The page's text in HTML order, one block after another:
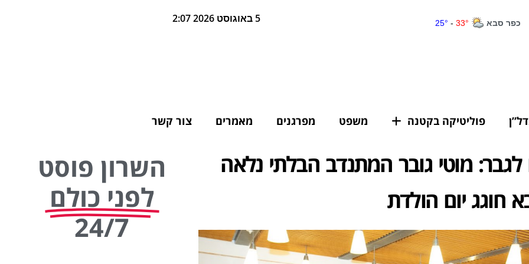
5 באוגוסט 2026 2:07
פוליטיקה בקטנה משפט מפרגנים מאמרים צור קשר
לגבר: מוטי גובר המתנדב הבלתי נלאה
חוגג יום הולדת
השרון פוסט
לפני כולם
24/7